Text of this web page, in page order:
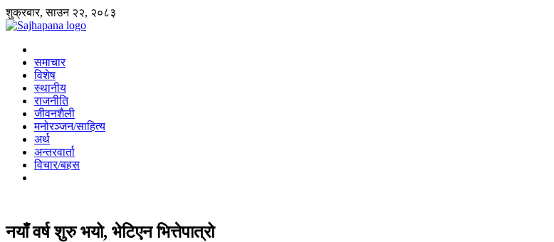
शुक्रबार, साउन २२, २०८३
समाचार
विशेष
स्थानीय
राजनीति
जीवनशैली
मनोरञ्जन/साहित्य
अर्थ
अन्तरवार्ता
विचार/बहस
नयाँ वर्ष शुरु भयो, भेटिएन भित्तेपात्रो